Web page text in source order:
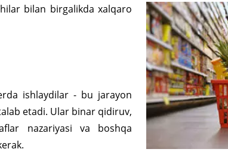
bilan birgalikda xalqaro
ishlaydilar - bu jarayon
etadi. Ular binar qidiruv,
nazariyasi va boshqa